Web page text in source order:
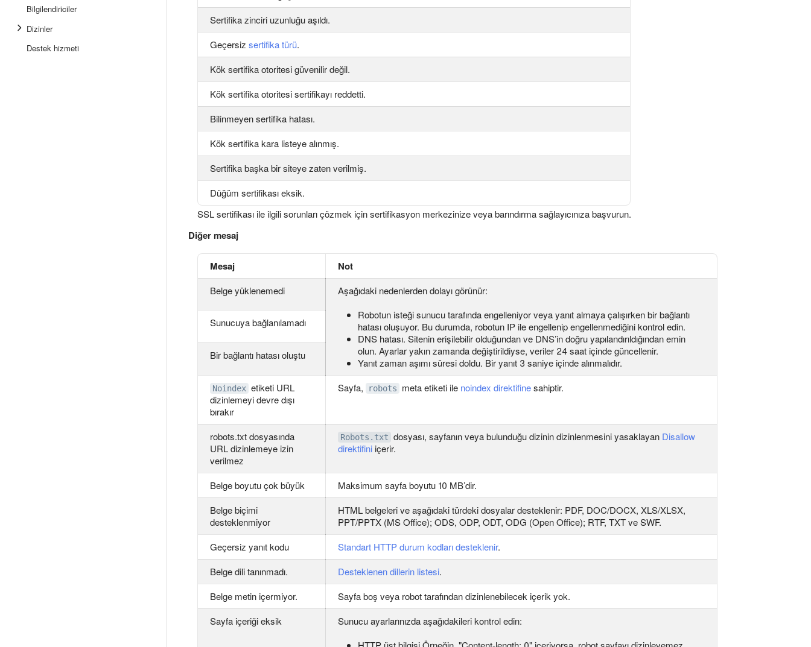
Bilgilendiriciler
Dizinler
Destek hizmeti
Sertifika zinciri uzunluğu aşıldı.
Geçersiz sertifika türü.
Kök sertifika otoritesi güvenilir değil.
Kök sertifika otoritesi sertifikayı reddetti.
Bilinmeyen sertifika hatası.
Kök sertifika kara listeye alınmış.
Sertifika başka bir siteye zaten verilmiş.
Düğüm sertifikası eksik.
SSL sertifikası ile ilgili sorunları çözmek için sertifikasyon merkezinize veya barındırma sağlayıcınıza başvurun.
Diğer mesaj
Mesaj Not
Belge yüklenemedi
Aşağıdaki nedenlerden dolayı görünür:
Robotun isteği sunucu tarafında engelleniyor veya yanıt almaya çalışırken bir bağlantı
hatası oluşuyor. Bu durumda, robotun IP ile engellenip engellenmediğini kontrol edin.
DNS hatası. Sitenin erişilebilir olduğundan ve DNS’in doğru yapılandırıldığından emin
olun. Ayarlar yakın zamanda değiştirildiyse, veriler 24 saat içinde güncellenir.
Yanıt zaman aşımı süresi doldu. Bir yanıt 3 saniye içinde alınmalıdır.
Sunucuya bağlanılamadı
Bir bağlantı hatası oluştu
Noindex etiketi URL
dizinlemeyi devre dışı
bırakır
Sayfa, robots meta etiketi ile noindex direktifinesahiptir.
robots.txt dosyasında
URL dizinlemeye izin
verilmez
Robots.txt dosyası, sayfanın veya bulunduğu dizinin dizinlenmesini yasaklayan Disallow
direktifini içerir.
Belge boyutu çok büyük
Maksimum sayfa boyutu 10 MB’dir.
Belge biçimi
desteklenmiyor
HTML belgeleri ve aşağıdaki türdeki dosyalar desteklenir: PDF, DOC/DOCX, XLS/XLSX,
PPT/PPTX (MS Office); ODS, ODP, ODT, ODG (Open Office); RTF, TXT ve SWF.
Geçersiz yanıt kodu
Standart HTTP durum kodları desteklenir.
Belge dili tanınmadı.
Desteklenen dillerin listesi.
Belge metin içermiyor.
Sayfa boş veya robot tarafından dizinlenebilecek içerik yok.
Sayfa içeriği eksik
Sunucu ayarlarınızda aşağıdakileri kontrol edin: